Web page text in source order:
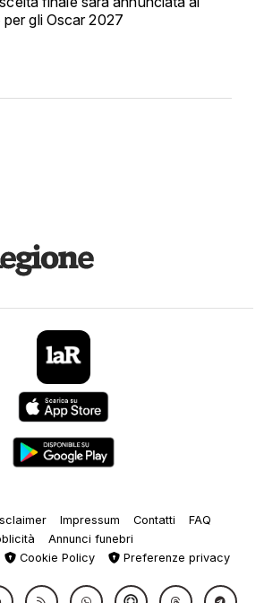
gli Oscar 2027
Impressum Contatti
FAQ
Annunci funebri
Cookie Policy Preferenze privacy